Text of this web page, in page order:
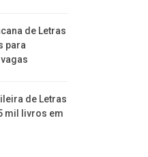
de Letras
para
de Letras
mil livros em